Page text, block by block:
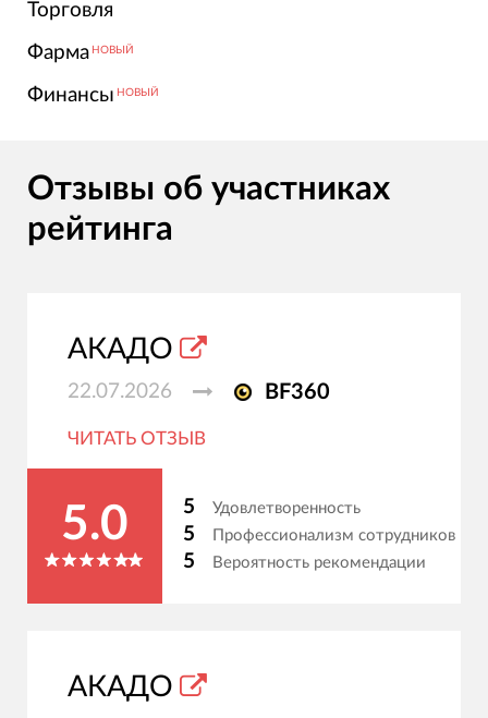
Торговля
Фарма НОВЫЙ
Финансы НОВЫЙ
Отзывы об участниках
рейтинга
АКАДО
22.07.2026 BF360
ЧИТАТЬ ОТЗЫВ
5.0 5 Удовлетворенность
5 Профессионализм сотрудников
5 Вероятность рекомендации
АКАДО